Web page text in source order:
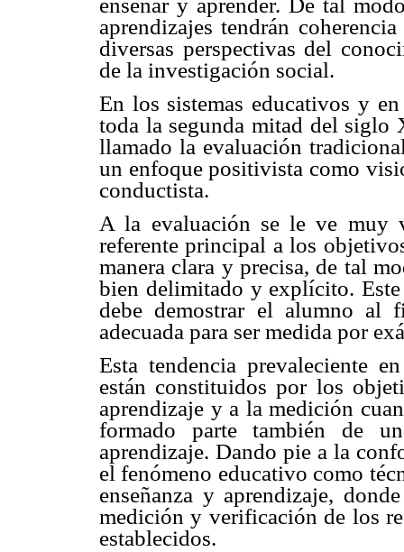
aprendizajes tendrán
diversas perspectivas del
de la investigación social.
En los sistemas educativos y
toda la segunda mitad del siglo
llamado la evaluación
un enfoque positivista como
conductista.
A la evaluación se le ve muy
referente principal a los
manera clara y precisa, de tal
bien delimitado y explícito.
debe demostrar el alumno al
adecuada para ser medida por
Esta tendencia prevaleciente
están constituidos por los
aprendizaje y a la medición
formado parte también de
aprendizaje. Dando pie a la
el fenómeno educativo como
enseñanza y aprendizaje,
medición y verificación de los
establecidos.